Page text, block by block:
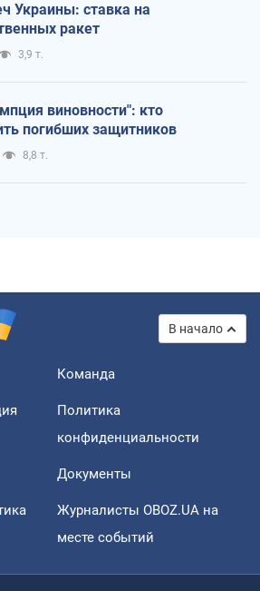
Украины: ставка на
ракет
3,9 т.
виновности": кто
погибших защитников
8,8 т.
В начало
Команда
Политика
конфиденциальности
Документы
Журналисты OBOZ.UA на
месте событий